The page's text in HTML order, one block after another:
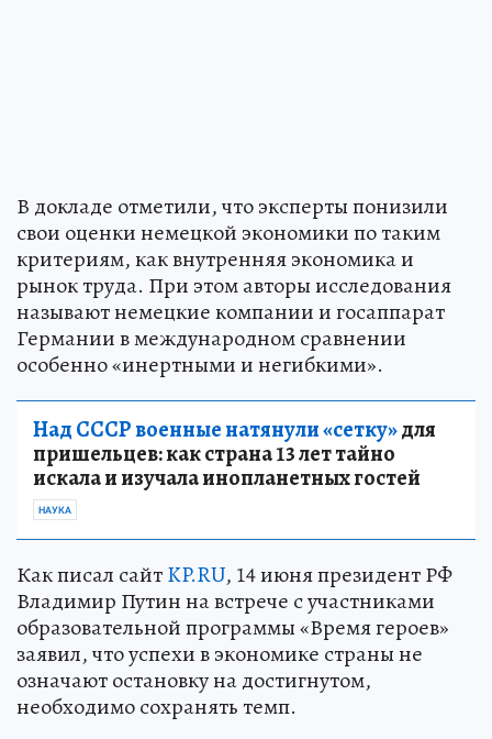
В докладе отметили, что эксперты понизили
свои оценки немецкой экономики по таким
критериям, как внутренняя экономика и
рынок труда. При этом авторы исследования
называют немецкие компании и госаппарат
Германии в международном сравнении
особенно «инертными и негибкими».
Над СССР военные натянули «сетку»для
пришельцев: как страна 13 лет тайно
искала и изучала инопланетных гостей
НАУКА
Как писал сайтKP.RU, 14 июня президент РФ
Владимир Путин на встрече с участниками
образовательной программы «Время героев»
заявил, что успехи в экономике страны не
означают остановку на достигнутом,
необходимо сохранять темп.